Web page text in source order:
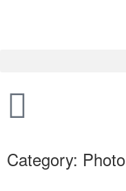
Category: Photo